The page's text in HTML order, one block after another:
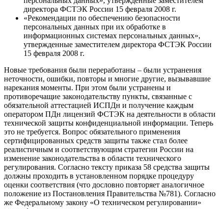
директора ФСТЭК России 15 февраля 2008 г.
«Рекомендации по обеспечению безопасности
персональных данных при их обработке в
информационных системах персональных данных»,
утвержденные заместителем директора ФСТЭК России
15 февраля 2008 г.
Новые требования были переработаны – были устранения
неточности, ошибки, повторы и многие другие, вызывавшие
нарекания моменты. При этом были устранены и
противоречащие законодательству пункты, связанные с
обязательной аттестацией ИСПДн и получение каждым
оператором ПДн лицензий ФСТЭК на деятельности в области
технической защиты конфиденциальной информации. Теперь
это не требуется. Вопрос обязательного применения
сертифицированных средств защиты также стал более
реалистичным и соответствующим стратегии России на
изменение законодательства в области технического
регулирования. Согласно тексту приказа 58 средства защиты
должны проходить в установленном порядке процедуру
оценки соответствия (что дословно повторяет аналогичное
положение из Постановления Правительства №781). Согласно
же Федеральному закону «О техническом регулировании»